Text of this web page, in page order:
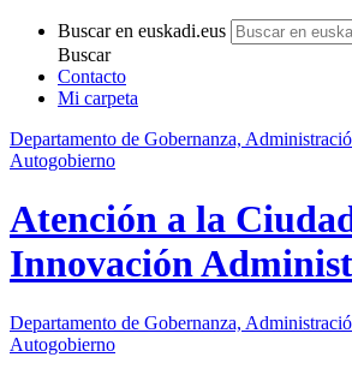
Buscar en euskadi.eus
Buscar
Contacto
Mi carpeta
Departamento de Gobernanza,
Autogobierno
Atención a la
Innovación
Departamento de Gobernanza,
Autogobierno